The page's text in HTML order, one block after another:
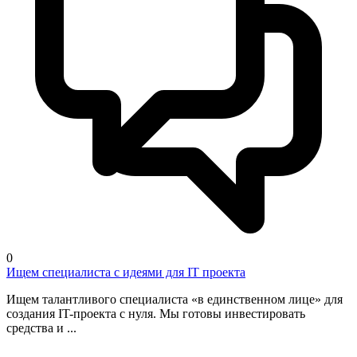
0
Ищем специалиста с идеями для IT проекта
Ищем талантливого специалиста «в единственном лице» для
создания IT-проекта с нуля. Мы готовы инвестировать
средства и ...